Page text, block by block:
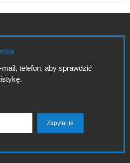
telefon, aby sprawdzić